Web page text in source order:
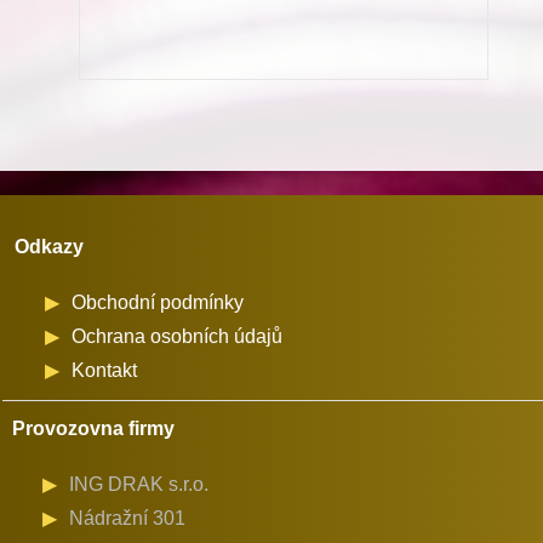
Odkazy
Obchodní podmínky
Ochrana osobních údajů
Kontakt
Provozovna firmy
ING DRAK s.r.o.
Nádražní 301